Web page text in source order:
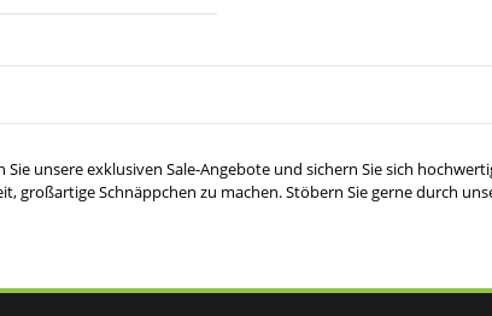
Sie unsere exklusiven Sale-Angebote und sichern Sie sich
großartige Schnäppchen zu machen. Stöbern Sie gerne durch